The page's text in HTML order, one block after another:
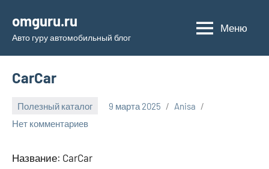
содержимому
omguru.ru
Авто гуру автомобильный блог
Меню
CarCar
Полезный каталог 9 марта 2025
Anisa
Нет комментариев
Название: CarCar